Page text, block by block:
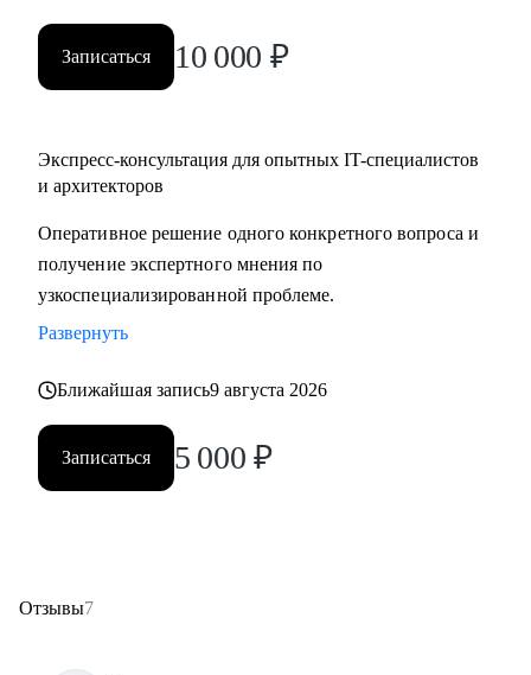
Записаться 10 000 ₽
Экспресс-консультация для опытных IT-специалистов
и архитекторов
Оперативное решение одного конкретного вопроса и
получение экспертного мнения по
узкоспециализированной проблеме.
Развернуть
Ближайшая запись9 августа 2026
Записаться 5 000 ₽
Отзывы7